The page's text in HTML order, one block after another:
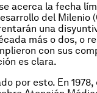
acerca la fecha
del Milenio
una
más o dos, o
con sus
es clara.
por esto. En